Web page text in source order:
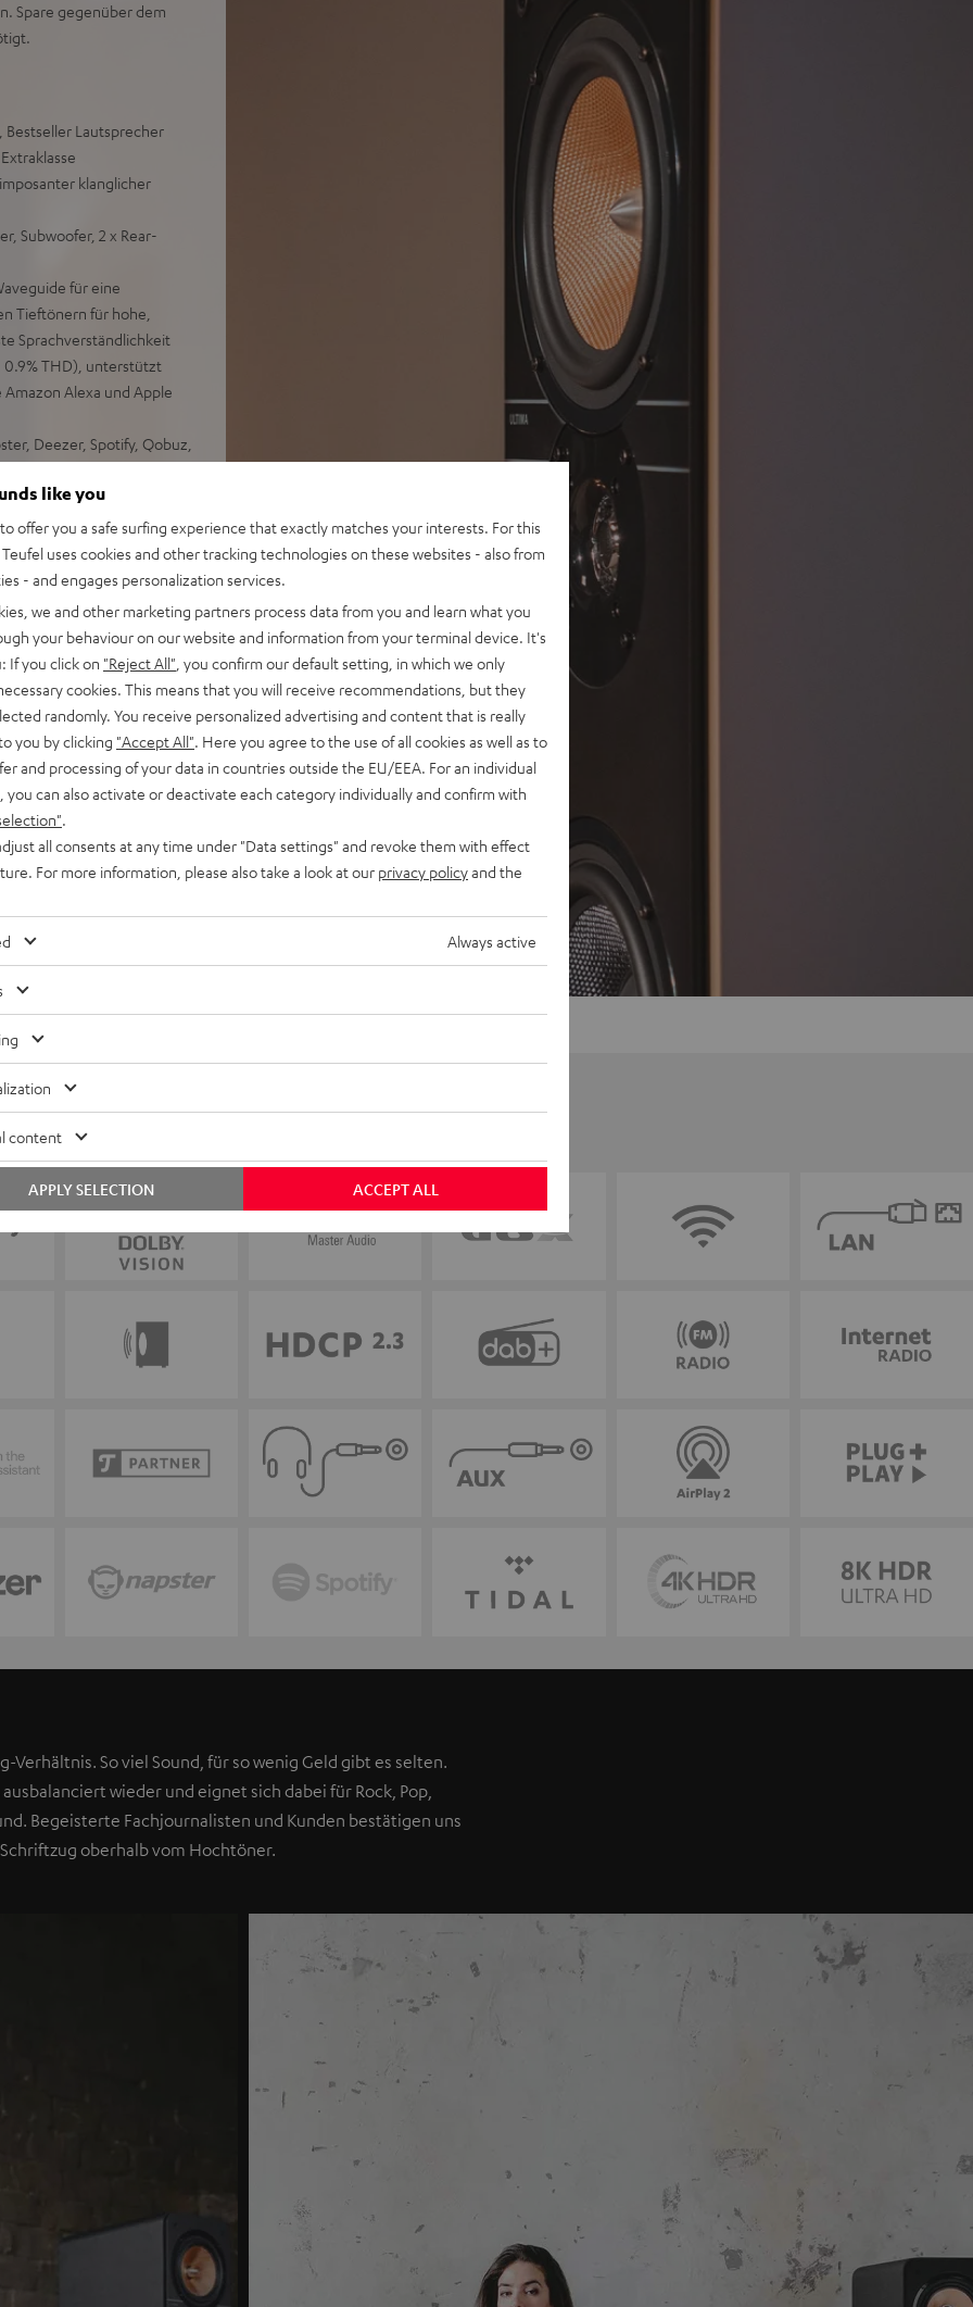
Spare gegenüber dem
Bestseller Lautsprecher
klanglicher
Subwoofer, 2 x Rear-
für eine
Tieftönern für hohe,
Sprachverständlichkeit
0.9% THD), unterstützt
Alexa und Apple
Deezer, Spotify, Qobuz,
33 Bewertungen)
Verhältnis. So viel Sound, für so wenig Geld gibt es selten.
wieder und eignet sich dabei für Rock, Pop,
Begeisterte Fachjournalisten und Kunden bestätigen uns
oberhalb vom Hochtöner.
like you
offer you a safe surfing experience that exactly matches your interests. For this
uses cookies and other tracking technologies on these websites - also from
- and engages personalization services.
we and other marketing partners process data from you and learn what you
your behaviour on our website and information from your terminal device. It's
If you click on "Reject All" , you confirm our default setting, in which we only
cookies. This means that you will receive recommendations, but they
randomly. You receive personalized advertising and content that is really
you by clicking "Accept All" . Here you agree to the use of all cookies as well as to
and processing of your data in countries outside the EU/EEA. For an individual
you can also activate or deactivate each category individually and confirm with
all consents at any time under "Data settings" and revoke them with effect
For more information, please also take a look at our privacy policyand the
Always active
content
ACCEPT ALL
APPLY SELECTION